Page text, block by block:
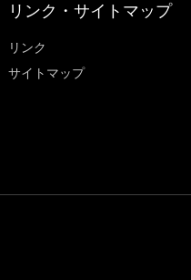
リンク・サイトマップ
リンク
サイトマップ